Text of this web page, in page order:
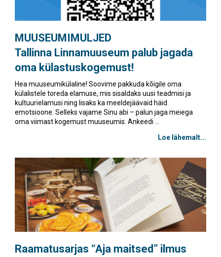
MUUSEUMIMULJED
Tallinna Linnamuuseum palub jagada
oma külastuskogemust!
Hea muuseumikülaline! Soovime pakkuda kõigile oma
külalistele toreda elamuse, mis sisaldaks uusi teadmisi ja
kultuurielamusi ning lisaks ka meeldejäävaid häid
emotsioone. Selleks vajame Sinu abi – palun jaga meiega
oma viimast kogemust muuseumis. Ankeedi ...
Loe lähemalt...
Raamatusarjas “Aja maitsed” ilmus